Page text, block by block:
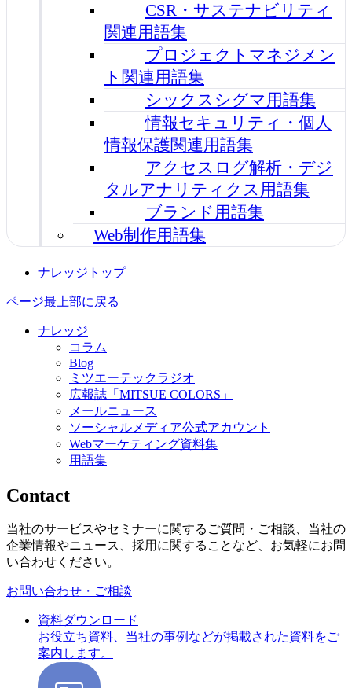
CSR・サステナビリティ
関連用語集
プロジェクトマネジメン
ト関連用語集
シックスシグマ用語集
情報セキュリティ・個人
情報保護関連用語集
アクセスログ解析・デジ
タルアナリティクス用語集
ブランド用語集
Web制作用語集
ナレッジトップ
ページ最上部に戻る
ナレッジ
コラム
Blog
ミツエーテックラジオ
広報誌「MITSUE COLORS」
メールニュース
ソーシャルメディア公式アカウント
Webマーケティング資料集
用語集
Contact
当社のサービスやセミナーに関するご質問・ご相談、当社の
企業情報やニュース、採用に関することなど、お気軽にお問
い合わせください。
お問い合わせ・ご相談
資料ダウンロード
お役立ち資料、当社の事例などが掲載された資料をご
案内します。